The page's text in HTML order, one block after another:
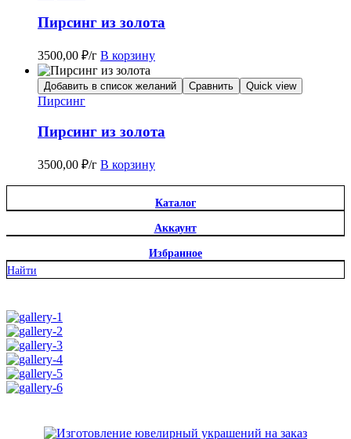
Пирсинг из золота
3500,00 ₽/г В корзину
Добавить в список желаний Сравнить Quick view
Пирсинг
Пирсинг из золота
3500,00 ₽/г В корзину
Каталог
Аккаунт
Избранное
Найти